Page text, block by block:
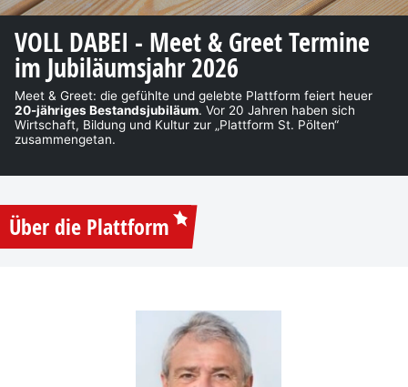
VOLL DABEI - Meet & Greet Termine
im Jubiläumsjahr 2026
Meet & Greet: die gefühlte und gelebte Plattform feiert heuer
20-jähriges Bestandsjubiläum. Vor 20 Jahren haben sich
Wirtschaft, Bildung und Kultur zur „Plattform St. Pölten“
zusammengetan.
Über die Plattform